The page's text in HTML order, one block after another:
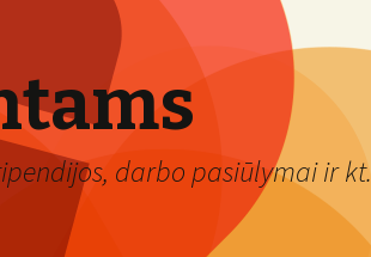
darbo pasiūlymai ir kt.